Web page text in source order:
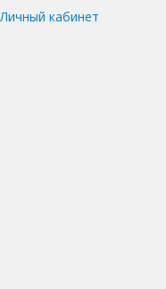
Личный кабинет